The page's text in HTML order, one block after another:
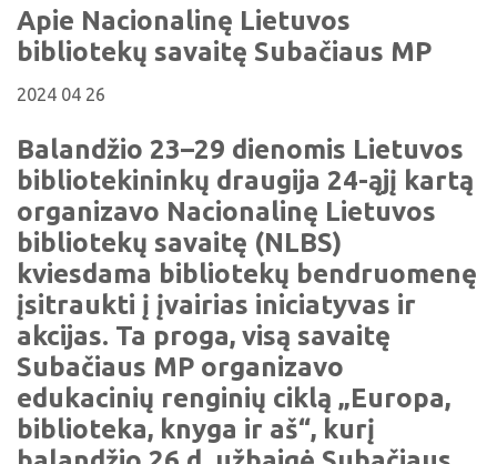
Biblioteka visiems
Viktorinos
Virtualios parodos
Žymūs kupiškėnai
Ramybės takais: interaktyvi kelionė
Skulptūros, prabylančios autoriaus balsu
Mūsų kraštas
Virtualios parodos
Laimutės pasakėlės
NVŠ programa „Atrask ir kurk"
Periodiniai leidiniai
Tau patiks
Naudinga informacija
Padaliniai
Komisijos, darbo grupės
Apie Nacionalinę Lietuvos
bibliotekų savaitę Subačiaus MP
2024 04 26
Balandžio 23–29 dienomis Lietuvos
bibliotekininkų draugija 24-ąjį kartą
organizavo Nacionalinę Lietuvos
bibliotekų savaitę (NLBS)
kviesdama bibliotekų bendruomenę
įsitraukti į įvairias iniciatyvas ir
akcijas. Ta proga, visą savaitę
Subačiaus MP organizavo
edukacinių renginių ciklą „Europa,
biblioteka, knyga ir aš“, kurį